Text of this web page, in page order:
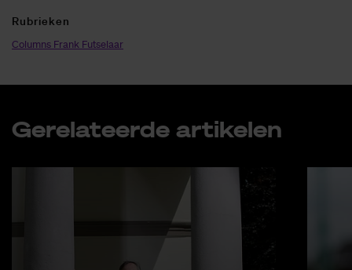
Ru­brie­ken
Columns Frank Futselaar
Ge­re­la­teer­de ar­ti­ke­len